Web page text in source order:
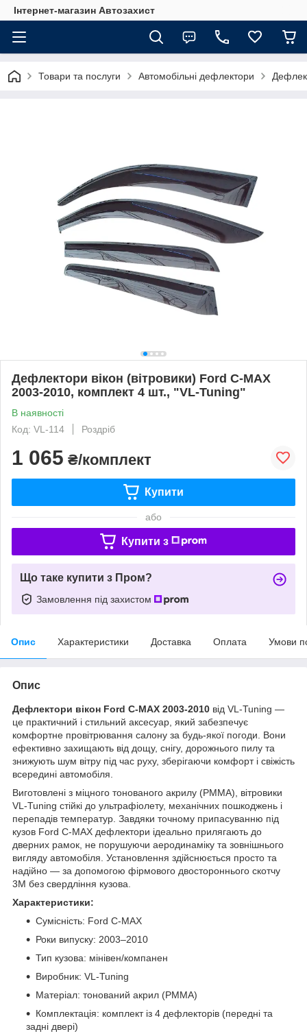
Інтернет-магазин Автозахист
Товари та послуги Автомобільні дефлектори
Дефлектори вікон (вітровики) Ford C-MAX
2003-2010, комплект 4 шт., "VL-Tuning"
В наявності
Код: VL-114
Роздріб
1 065 ₴/комплект
Купити
або
Купити з
Що таке купити з Пром?
Замовлення під захистом
Опис Характеристики Доставка Оплата Умови
Опис
Дефлектори вікон Ford C-MAX 2003-2010 від VL-Tuning —
це практичний і стильний аксесуар, який забезпечує
комфортне провітрювання салону за будь-якої погоди. Вони
ефективно захищають від дощу, снігу, дорожнього пилу та
знижують шум вітру під час руху, зберігаючи комфорт і свіжість
всередині автомобіля.
Виготовлені з міцного тонованого акрилу (PMMA), вітровики
VL-Tuning стійкі до ультрафіолету, механічних пошкоджень і
перепадів температур. Завдяки точному припасуванню під
кузов Ford C-MAX дефлектори ідеально прилягають до
дверних рамок, не порушуючи аеродинаміку та зовнішнього
вигляду автомобіля. Установлення здійснюється просто та
надійно — за допомогою фірмового двостороннього скотчу
3M без свердління кузова.
Характеристики:
Сумісність: Ford C-MAX
Роки випуску: 2003–2010
Тип кузова: мінівен/компанен
Виробник: VL-Tuning
Матеріал: тонований акрил (PMMA)
Комплектація: комплект із 4 дефлекторів (передні та
задні двері)